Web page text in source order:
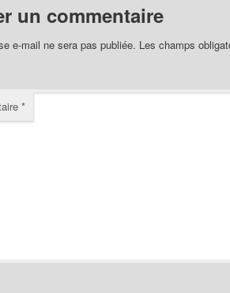
un commentaire
e-mail ne sera pas publiée. Les champs
*